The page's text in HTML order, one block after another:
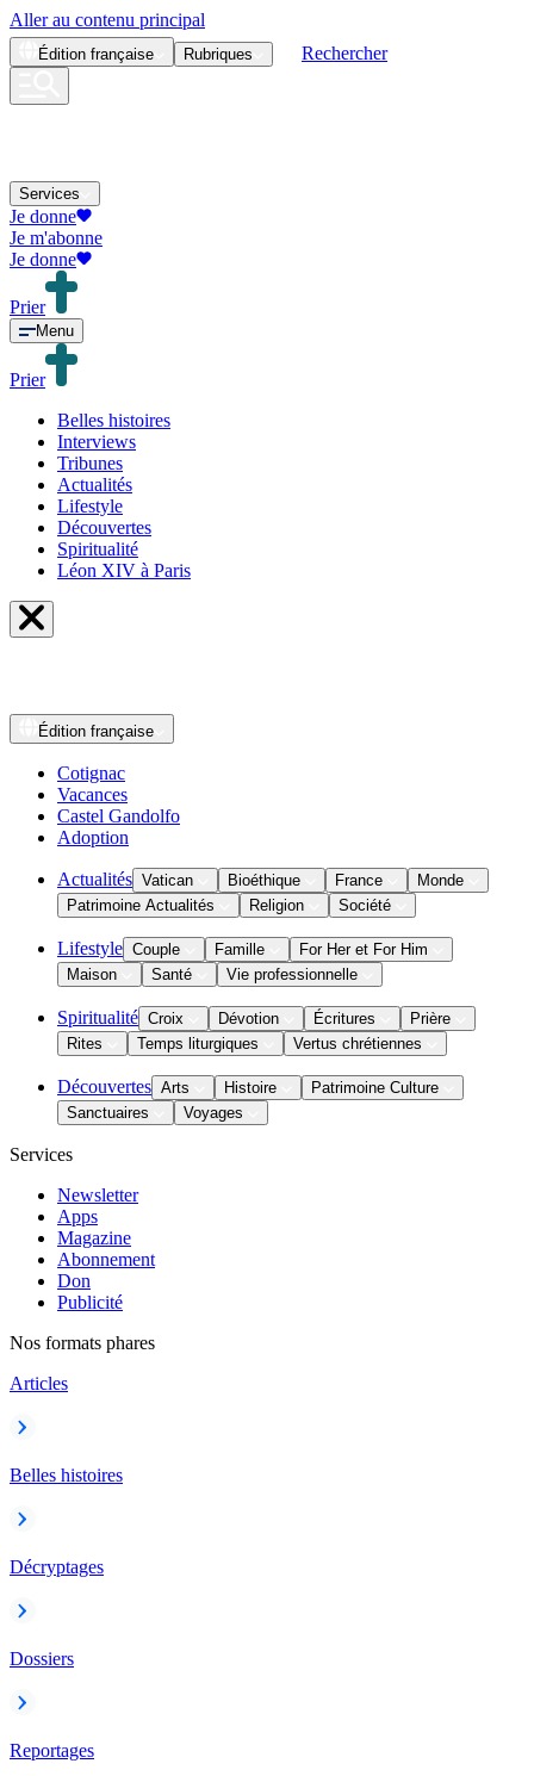
Aller au contenu principal
Édition française Rubriques Rechercher
Services
Je donne
Je m'abonne
Je donne
Prier
Menu
Prier
Belles histoires
Interviews
Tribunes
Actualités
Lifestyle
Découvertes
Spiritualité
Léon XIV à Paris
Édition française
Cotignac
Vacances
Castel Gandolfo
Adoption
Actualités Vatican Bioéthique France
Monde
Patrimoine Actualités
Religion Société
Lifestyle Couple Famille
For Her et For Him
Maison
Santé Vie professionnelle
Spiritualité Croix Dévotion Écritures
Prière
Rites
Temps liturgiques Vertus chrétiennes
Découvertes Arts Histoire
Patrimoine Culture
Sanctuaires
Voyages
Services
Newsletter
Apps
Magazine
Abonnement
Don
Publicité
Nos formats phares
Articles
Belles histoires
Décryptages
Dossiers
Reportages